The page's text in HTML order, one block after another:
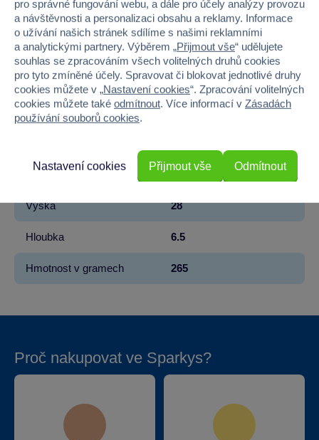
Značka Sparkys
Licence Anbibi
Věk od 3
Pohlaví HOLKA
Šířka 33
Výška 28
Hloubka 6.5
Hmotnost v gramech 265
Proč nakupovat ve Sparkys?
pro správné fungování webu, a dále pro účely analýzy provozu
a návštěvnosti a personalizaci obsahu a reklamy. Informace
o užívání našich stránek sdílíme s našimi reklamními
a analytickými partnery. Výběrem „Přijmout vše“ udělujete
souhlas se zpracováním všech volitelných druhů cookies
pro tyto zmíněné účely. Spravovat či blokovat jednotlivé druhy
cookies můžete v „Nastavení cookies“. Zpracování volitelných
cookies můžete také odmítnout. Více informací v Zásadách
používání souborů cookies.
Odmítnout
Nastavení cookies Přijmout vše